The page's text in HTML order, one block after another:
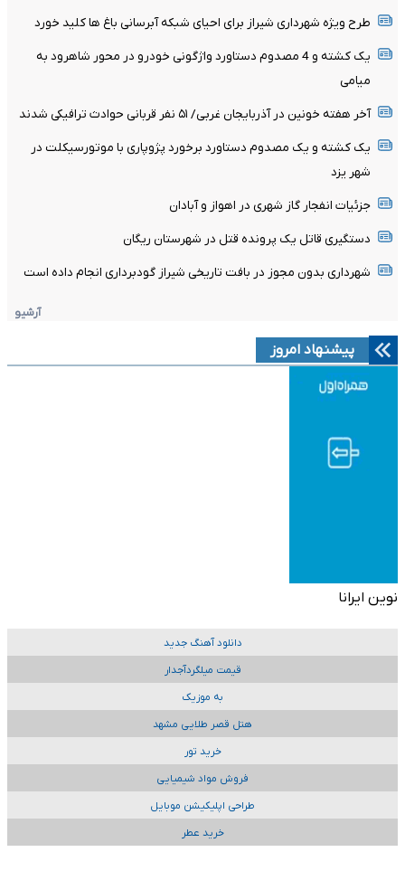
طرح ویژه شهرداری شیراز برای احیای شبکه آبرسانی باغ ها کلید خورد
یک کشته و 4 مصدوم دستاورد واژگونی خودرو در محور شاهرود به
میامی
آخر هفته خونین در آذربایجان غربی/ ۵۱ نفر قربانی حوادث ترافیکی شدند
یک کشته و یک مصدوم دستاورد برخورد پژوپاری با موتورسیکلت در
شهر یزد
جزئیات انفجار گاز شهری در اهواز و آبادان
دستگیری قاتل یک پرونده قتل در شهرستان ریگان
شهرداری بدون مجوز در بافت تاریخی شیراز گودبرداری انجام داده است
آرشیو
پیشنهاد امروز
نوین ایرانا
دانلود آهنگ جدید
قیمت میلگردآجدار
به موزیک
هتل قصر طلایی مشهد
خرید تور
فروش مواد شیمیایی
طراحی اپلیکیشن موبایل
خرید عطر